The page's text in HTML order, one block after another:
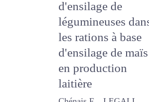
d'ensilage de
légumineuses
dans les rations à
base d'ensilage de
maïs en
production laitière